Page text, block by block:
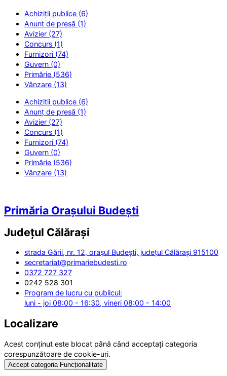
Achiziții publice (6)
Anunț de presă (1)
Avizier (27)
Concurs (1)
Furnizori (74)
Guvern (0)
Primărie (536)
Vânzare (13)
Achiziții publice (6)
Anunț de presă (1)
Avizier (27)
Concurs (1)
Furnizori (74)
Guvern (0)
Primărie (536)
Vânzare (13)
Primăria Orașului Budești
Județul Călărași
strada Gării, nr. 12, orașul Budești, județul Călărași 915100
secretariat@primariebudesti.ro
0372 727 327
0242 528 301
Program de lucru cu publicul:
luni - joi 08:00 - 16:30, vineri 08:00 - 14:00
Localizare
Acest conținut este blocat până când acceptați categoria
corespunzătoare de cookie-uri.
Accept categoria Funcționalitate